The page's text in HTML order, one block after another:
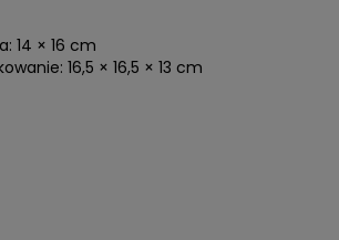
14 × 16 cm
16,5 × 16,5 × 13 cm